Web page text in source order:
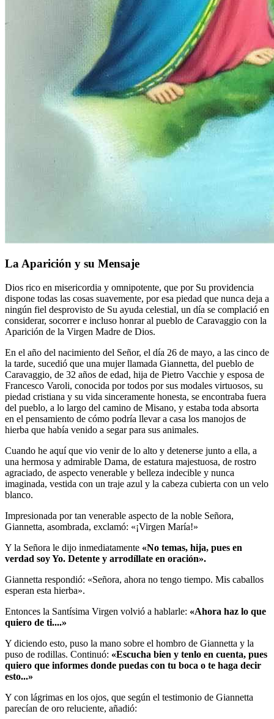
La Aparición y su Mensaje
Dios rico en misericordia y omnipotente, que por Su providencia
dispone todas las cosas suavemente, por esa piedad que nunca deja a
ningún fiel desprovisto de Su ayuda celestial, un día se complació en
considerar, socorrer e incluso honrar al pueblo de Caravaggio con la
Aparición de la Virgen Madre de Dios.
En el año del nacimiento del Señor, el día 26 de mayo, a las cinco de
la tarde, sucedió que una mujer llamada Giannetta, del pueblo de
Caravaggio, de 32 años de edad, hija de Pietro Vacchie y esposa de
Francesco Varoli, conocida por todos por sus modales virtuosos, su
piedad cristiana y su vida sinceramente honesta, se encontraba fuera
del pueblo, a lo largo del camino de Misano, y estaba toda absorta
en el pensamiento de cómo podría llevar a casa los manojos de
hierba que había venido a segar para sus animales.
Cuando he aquí que vio venir de lo alto y detenerse junto a ella, a
una hermosa y admirable Dama, de estatura majestuosa, de rostro
agraciado, de aspecto venerable y belleza indecible y nunca
imaginada, vestida con un traje azul y la cabeza cubierta con un velo
blanco.
Impresionada por tan venerable aspecto de la noble Señora,
Giannetta, asombrada, exclamó: «¡Virgen María!»
Y la Señora le dijo inmediatamente «No temas, hija, pues en
verdad soy Yo. Detente y arrodíllate en oración».
Giannetta respondió: «Señora, ahora no tengo tiempo. Mis caballos
esperan esta hierba».
Entonces la Santísima Virgen volvió a hablarle: «Ahora haz lo que
quiero de ti....»
Y diciendo esto, puso la mano sobre el hombro de Giannetta y la
puso de rodillas. Continuó: «Escucha bien y tenlo en cuenta, pues
quiero que informes donde puedas con tu boca o te haga decir
esto...»
Y con lágrimas en los ojos, que según el testimonio de Giannetta
parecían de oro reluciente, añadió: